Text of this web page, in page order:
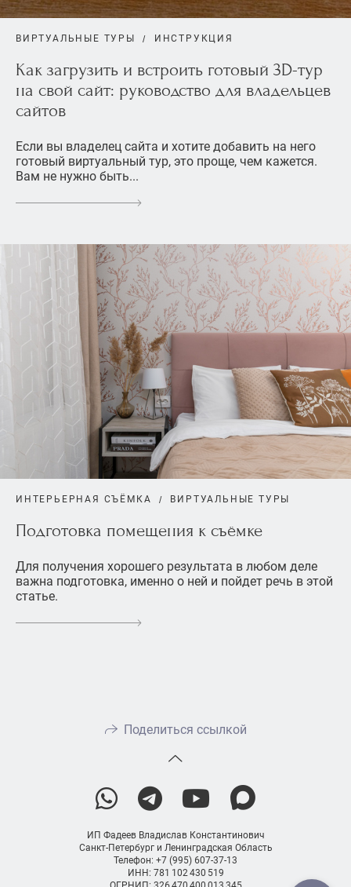
ВИРТУАЛЬНЫЕ ТУРЫ ИНСТРУКЦИЯ
Как загрузить и встроить готовый 3D-тур
на свой сайт: руководство для владельцев
сайтов
Если вы владелец сайта и хотите добавить на него
готовый виртуальный тур, это проще, чем кажется.
Вам не нужно быть...
ИНТЕРЬЕРНАЯ СЪЁМКА ВИРТУАЛЬНЫЕ ТУРЫ
Подготовка помещения к съёмке
Для получения хорошего результата в любом деле
важна подготовка, именно о ней и пойдет речь в этой
статье.
Поделиться ссылкой
ИП Фадеев Владислав Константинович
Санкт-Петербург и Ленинградская Область
Телефон: +7 (995) 607-37-13
ИНН: 781 102 430 519